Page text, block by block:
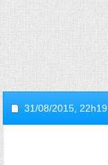
31/08/2015, 22h19